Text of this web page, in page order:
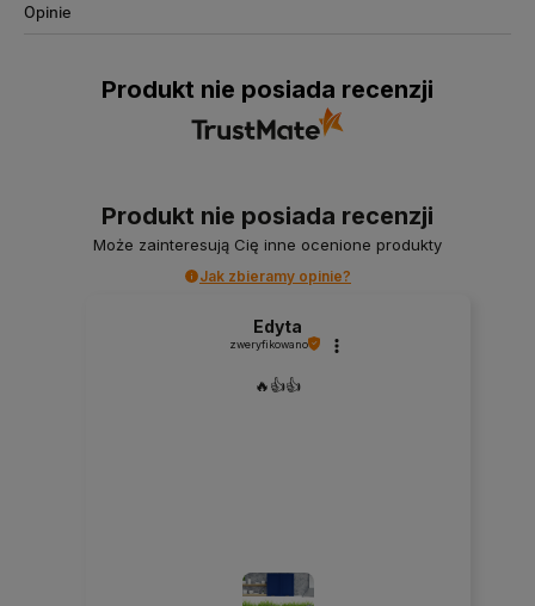
Opinie
Produkt nie posiada recenzji
Produkt nie posiada recenzji
Może zainteresują Cię inne ocenione produkty
Jak zbieramy opinie?
Edyta
zweryfikowano
🔥👍️👍️